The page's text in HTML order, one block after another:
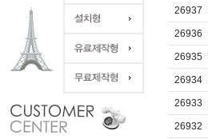
26937
26936
26935
26934
26933
26932